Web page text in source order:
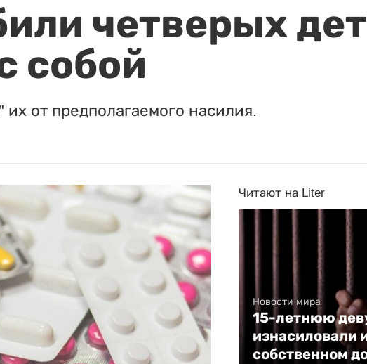
четверых
собой
от предполагаемого насилия.
Читают на Liter
Новости мира
15-летнюю
изнасиловали
собственном